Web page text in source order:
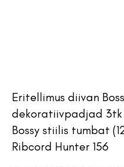
Eritellimus diivan
dekoratiivpadjad 3tk
Bossy stiilis tumbat
Ribcord Hunter 156